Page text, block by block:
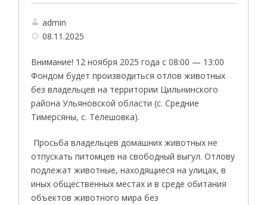
admin
08.11.2025
Внимание! 12 ноября 2025 года с 08:00 — 13:00
Фондом будет производиться отлов животных
без владельцев на территории Цильнинского
района Ульяновской области (с. Средние
Тимерсяны, с. Телешовка).
Просьба владельцев домашних животных не
отпускать питомцев на свободный выгул. Отлову
подлежат животные, находящиеся на улицах, в
иных общественных местах и в среде обитания
объектов животного мира без